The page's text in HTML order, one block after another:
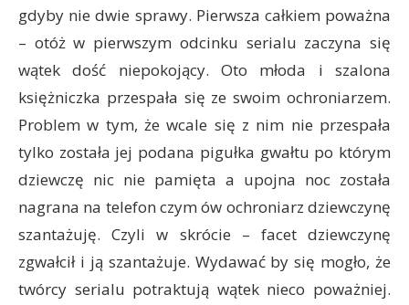
gdyby nie dwie sprawy. Pierwsza całkiem poważna
– otóż w pierwszym odcinku serialu zaczyna się
wątek dość niepokojący. Oto młoda i szalona
księżniczka przespała się ze swoim ochroniarzem.
Problem w tym, że wcale się z nim nie przespała
tylko została jej podana pigułka gwałtu po którym
dziewczę nic nie pamięta a upojna noc została
nagrana na telefon czym ów ochroniarz dziewczynę
szantażuję. Czyli w skrócie – facet dziewczynę
zgwałcił i ją szantażuje. Wydawać by się mogło, że
twórcy serialu potraktują wątek nieco poważniej.